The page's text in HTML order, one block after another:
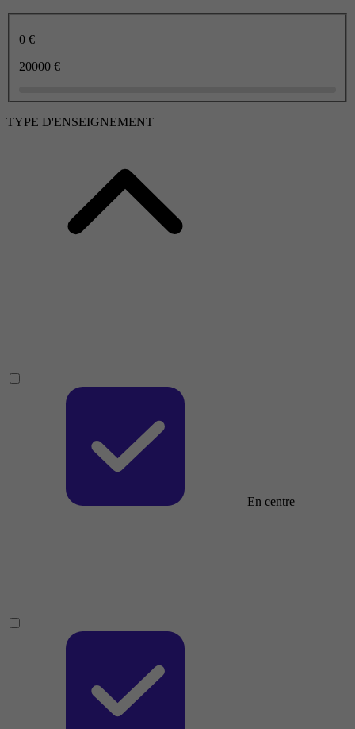
0 €
20000 €
TYPE D'ENSEIGNEMENT
En centre